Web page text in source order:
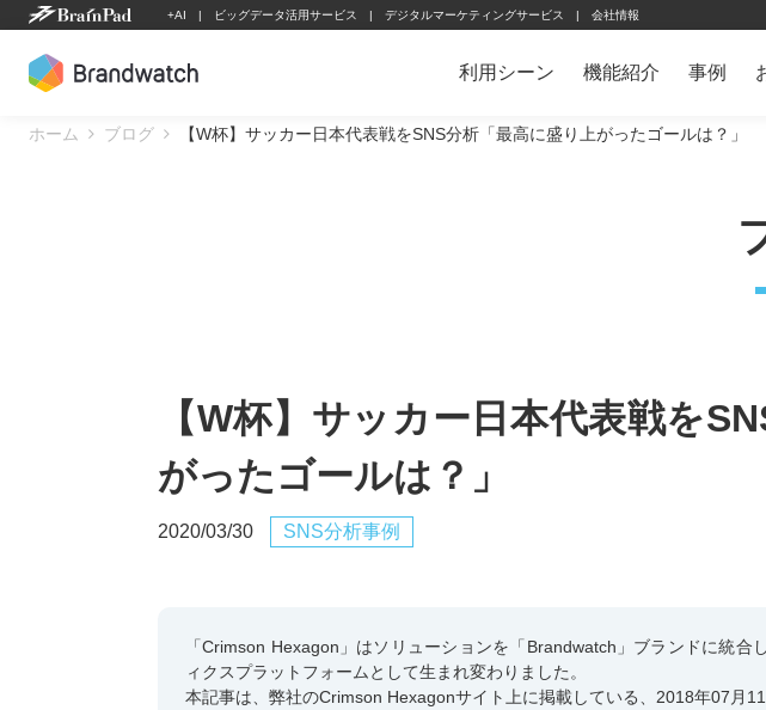
Skip
content
+AI ビッグデータ活用サービス デジタルマーケティングサービス 会社情報
利用シーン 機能紹介 事例
ホーム ブログ 【W杯】サッカー日本代表戦をSNS分析「最高に盛り上がったゴールは？」
【W杯】サッカー日本代表戦を
がったゴールは？」
2020/03/30 SNS分析事例
「Crimson Hexagon」はソリューションを「Brandwatch」ブランドに統
ィクスプラットフォームとして生まれ変わりました。
本記事は、弊社のCrimson Hexagonサイト上に掲載している、2018年07月